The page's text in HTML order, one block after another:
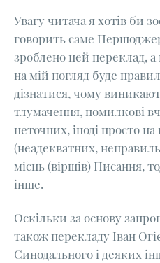
Увагу читача я хотів би
говорить саме
зроблено цей переклад,
на мій погляд буде
дізнатися, чому
тлумачення, помилкові
неточних, іноді просто
(неадекватних,
місць (віршів) Писання,
інше.
Оскільки за основу
також перекладу Іван
Синодального і деяких